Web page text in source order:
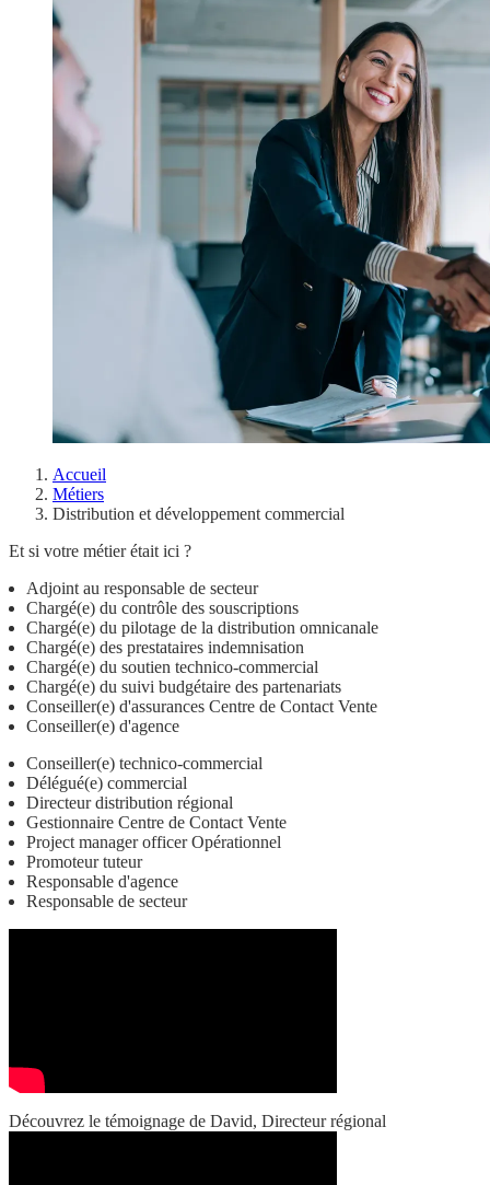
Accueil
Métiers
Distribution et développement commercial
Et si votre métier était ici ?
Adjoint au responsable de secteur
Chargé(e) du contrôle des souscriptions
Chargé(e) du pilotage de la distribution omnicanale
Chargé(e) des prestataires indemnisation
Chargé(e) du soutien technico-commercial
Chargé(e) du suivi budgétaire des partenariats
Conseiller(e) d'assurances Centre de Contact Vente
Conseiller(e) d'agence
Conseiller(e) technico-commercial
Délégué(e) commercial
Directeur distribution régional
Gestionnaire Centre de Contact Vente
Project manager officer Opérationnel
Promoteur tuteur
Responsable d'agence
Responsable de secteur
Découvrez le témoignage de David, Directeur régional